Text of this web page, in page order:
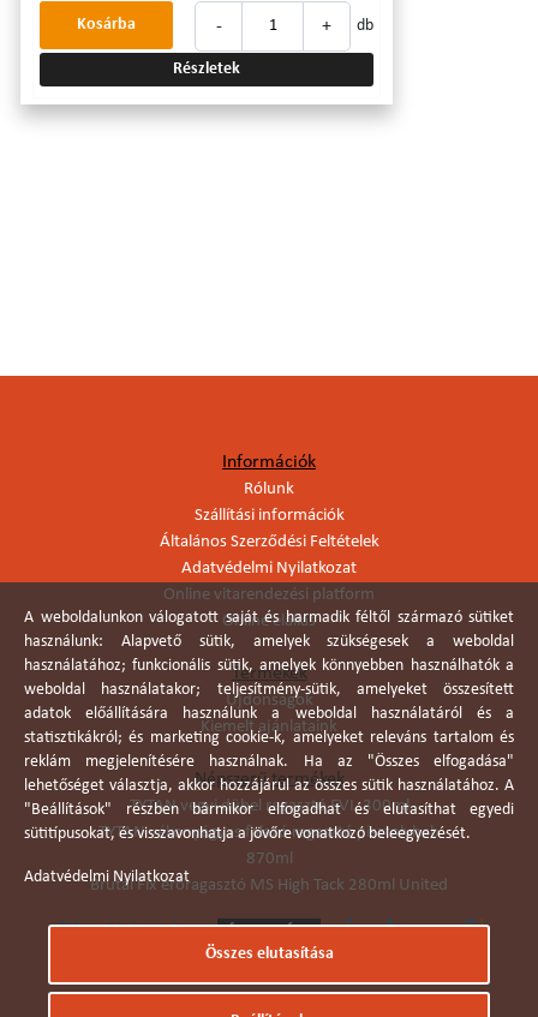
- + db
Kosárba
Részletek
Információk
Rólunk
Szállítási információk
Általános Szerződési Feltételek
Adatvédelmi Nyilatkozat
Online vitarendezési platform
Online elállás
Termékek
Újdonságok
Kiemelt ajánlataink
Népszerű termékek
TYTAN vegyi dübel ragasztó EVI. 300ml
TYTAN vékonyágyas falazó ragasztó pisztolyhab
870ml
Brutál Fix erőragasztó MS High Tack 280ml United
A weboldalunkon válogatott saját és harmadik féltől származó sütiket
használunk: Alapvető sütik, amelyek szükségesek a weboldal
használatához; funkcionális sütik, amelyek könnyebben használhatók a
weboldal használatakor; teljesítmény-sütik, amelyeket összesített
adatok előállítására használunk a weboldal használatáról és a
statisztikákról; és marketing cookie-k, amelyeket releváns tartalom és
reklám megjelenítésére használnak. Ha az "Összes elfogadása"
lehetőséget választja, akkor hozzájárul az összes sütik használatához. A
"Beállítások" részben bármikor elfogadhat és elutasíthat egyedi
sütitípusokat, és visszavonhatja a jövőre vonatkozó beleegyezését.
Adatvédelmi Nyilatkozat
Összes elutasítása